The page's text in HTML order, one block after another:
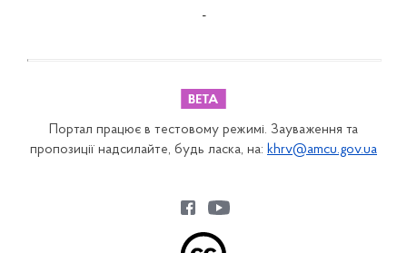
-
Портал працює в тестовому режимі. Зауваження та
пропозиції надсилайте, будь ласка, на: khrv@amcu.gov.ua